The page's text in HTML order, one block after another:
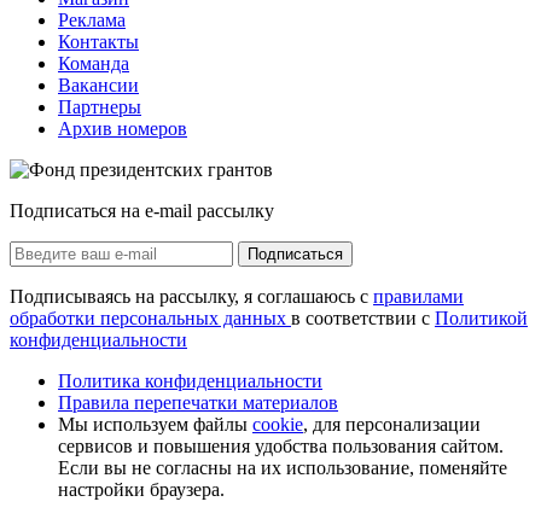
Реклама
Контакты
Команда
Вакансии
Партнеры
Архив номеров
Подписаться на e-mail рассылку
Подписаться
Подписываясь на рассылку, я соглашаюсь с правилами
обработки персональных данных в соответствии с Политикой
конфиденциальности
Политика конфиденциальности
Правила перепечатки материалов
Мы используем файлы cookie, для персонализации
сервисов и повышения удобства пользования сайтом.
Если вы не согласны на их использование, поменяйте
настройки браузера.